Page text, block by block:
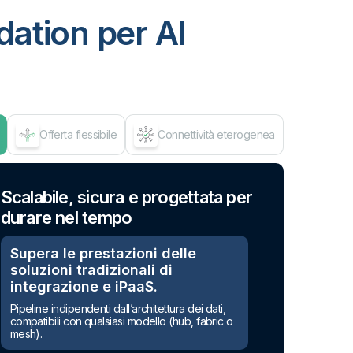
per AI
Offerta flessibile Connettività eterogenea
Scalabile, sicura e progettata per
durare nel tempo
Supera le prestazioni delle
soluzioni tradizionali di
integrazione e iPaaS.
Pipeline indipendenti dall’architettura dei dati,
compatibili con qualsiasi modello (hub, fabric o
mesh).
Una soluzione, molteplici pattern
di integrazione
ELT o ETL. Dal batch al real-
time.
Gestisci il pattern di integrazione da un unico
punto. Scegli l’approccio più adatto per ogni
carico di lavoro e scala senza dover integrare
diversi strumenti.